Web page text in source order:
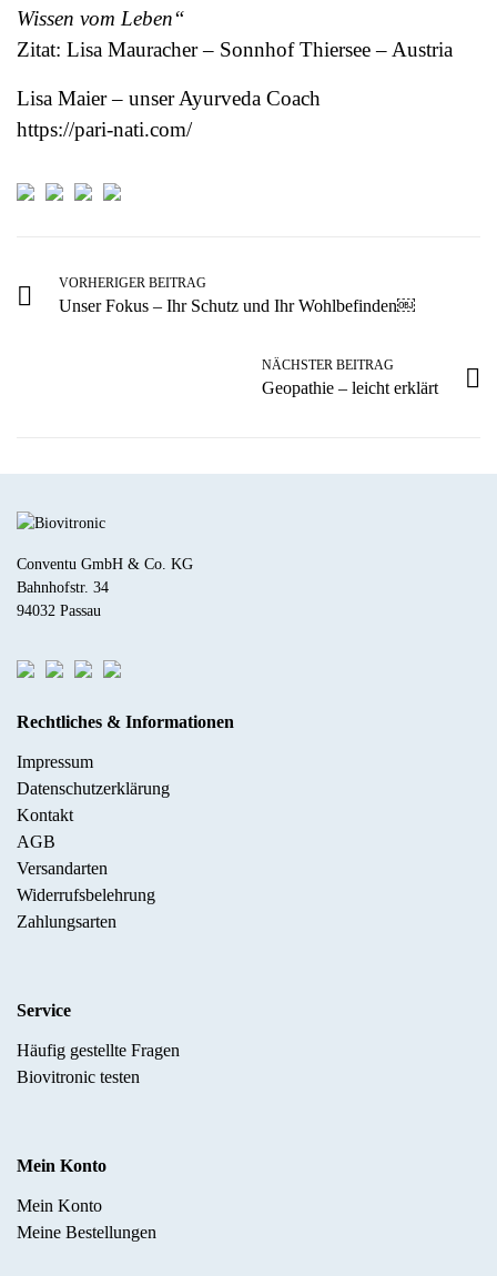
Wissen vom Leben“
Zitat: Lisa Mauracher – Sonnhof Thiersee – Austria
Lisa Maier – unser Ayurveda Coach
https://pari-nati.com/
VORHERIGER BEITRAG
Unser Fokus – Ihr Schutz und Ihr Wohlbefinden￼
NÄCHSTER BEITRAG
Geopathie – leicht erklärt
Conventu GmbH & Co. KG
Bahnhofstr. 34
94032 Passau
Rechtliches & Informationen
Impressum
Datenschutzerklärung
Kontakt
AGB
Versandarten
Widerrufsbelehrung
Zahlungsarten
Service
Häufig gestellte Fragen
Biovitronic testen
Mein Konto
Mein Konto
Meine Bestellungen